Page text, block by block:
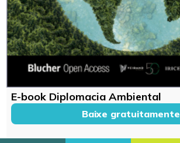
E-book Diplomacia Ambiental
Baixe gratuitamente